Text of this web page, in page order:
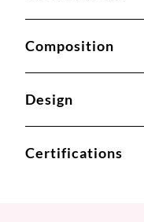
Composition
Design
Certifications